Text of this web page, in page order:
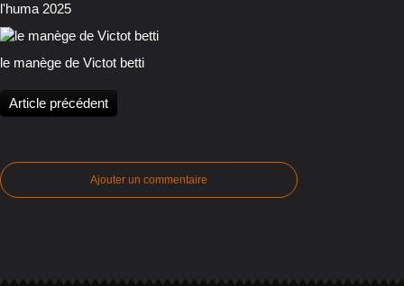
l'huma 2025
le manège de Victot betti
Article précédent
Ajouter un commentaire